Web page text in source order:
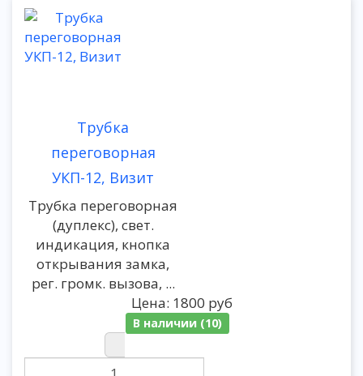
Трубка
переговорная
УКП-12, Визит
Трубка переговорная
(дуплекс), свет.
индикация, кнопка
открывания замка,
рег. громк. вызова, ...
Цена: 1800 руб
В наличии (10)